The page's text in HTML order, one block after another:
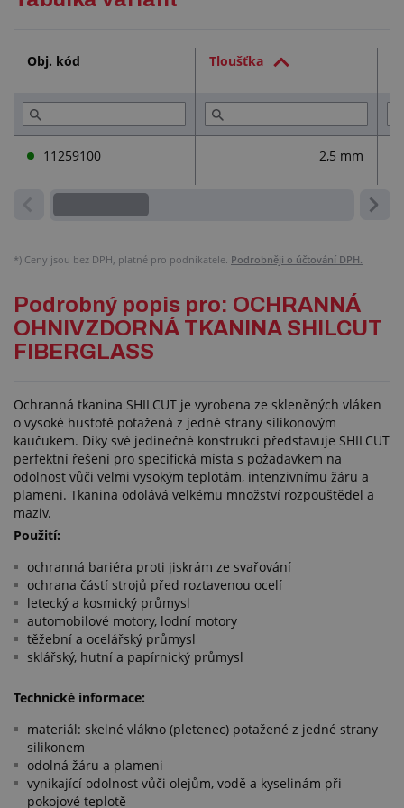
Přečtěte si (3)
Obj. kód Tloušťka
11259100 2,5 mm
*) Ceny jsou bez DPH, platné pro podnikatele. Podrobněji o účtování DPH.
Podrobný popis pro: OCHRANNÁ
OHNIVZDORNÁ TKANINA SHILCUT
FIBERGLASS
Ochranná tkanina SHILCUT je vyrobena ze skleněných vláken
o vysoké hustotě potažená z jedné strany silikonovým
kaučukem. Díky své jedinečné konstrukci představuje SHILCUT
perfektní řešení pro specifická místa s požadavkem na
odolnost vůči velmi vysokým teplotám, intenzivnímu žáru a
plameni. Tkanina odolává velkému množství rozpouštědel a
maziv.
Použití:
ochranná bariéra proti jiskrám ze svařování
ochrana částí strojů před roztavenou ocelí
letecký a kosmický průmysl
automobilové motory, lodní motory
těžební a ocelářský průmysl
sklářský, hutní a papírnický průmysl
Technické informace:
materiál: skelné vlákno (pletenec) potažené z jedné strany
silikonem
odolná žáru a plameni
vynikající odolnost vůči olejům, vodě a kyselinám při
pokojové teplotě